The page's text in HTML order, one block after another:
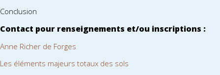
Conclusion
Contact pour renseignements et/ou inscriptions :
Anne Richer de Forges
Les éléments majeurs totaux des sols